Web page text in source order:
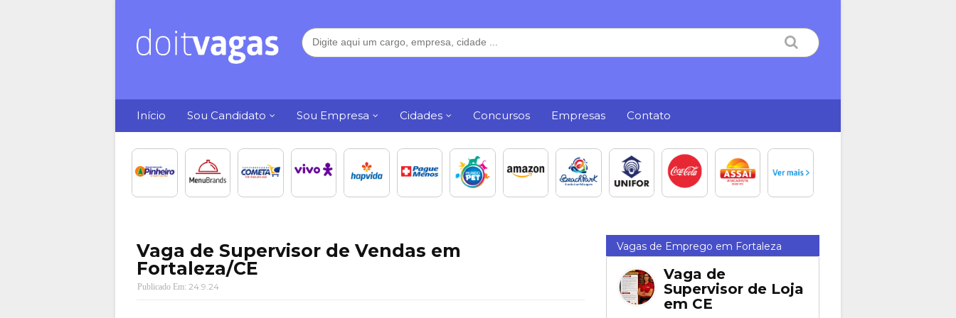
Início Sou Candidato Sou Empresa Cidades Concursos Empresas Contato
Vaga de Supervisor de Vendas em
Fortaleza/CE
24.9.24
Vagas de Emprego em Fortaleza
Vaga de
Supervisor de Loja
em CE